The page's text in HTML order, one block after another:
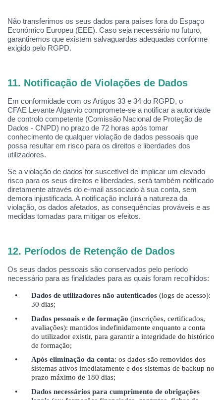
Não transferimos os seus dados para países fora do Espaço
Económico Europeu (EEE). Caso seja necessário no futuro,
garantiremos que existem salvaguardas adequadas conforme
exigido pelo RGPD.
11. Notificação de Violações de Dados
Em conformidade com os Artigos 33 e 34 do RGPD, o
CFAE Levante Algarvio compromete-se a notificar a autoridade
de controlo competente (Comissão Nacional de Proteção de
Dados - CNPD) no prazo de 72 horas após tomar
conhecimento de qualquer violação de dados pessoais que
possa resultar em risco para os direitos e liberdades dos
utilizadores.
Se a violação de dados for suscetível de implicar um elevado
risco para os seus direitos e liberdades, será também notificado
diretamente através do e-mail associado à sua conta, sem
demora injustificada. A notificação incluirá a natureza da
violação, os dados afetados, as consequências prováveis e as
medidas tomadas para mitigar os efeitos.
12. Períodos de Retenção de Dados
Os seus dados pessoais são conservados pelo período
necessário para as finalidades para as quais foram recolhidos:
• Dados de utilizadores não autenticados(logs de acesso):
30 dias;
•
Dados pessoais e de formação (inscrições, certificados,
avaliações): mantidos indefinidamente enquanto a conta
do utilizador existir, para garantir a integridade do histórico
de formação;
•
Após eliminação da conta: os dados são removidos dos
sistemas ativos imediatamente e dos sistemas de backup no
prazo máximo de 180 dias;
•
Dados necessários para cumprimento de obrigações